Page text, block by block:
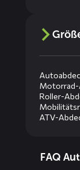
Motorrad-
Roller-
ATV-
menusFAQ